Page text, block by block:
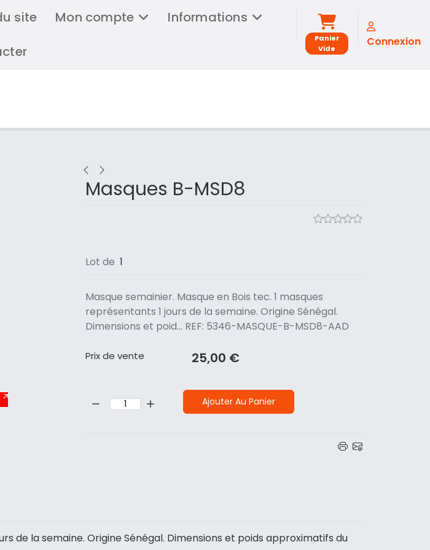
site Mon compte
Informations
Panier
Vide
Connexion
Masques B-MSD8
Lot de 1
Masque semainier. Masque en Bois tec. 1 masques
représentants 1 jours de la semaine. Origine Sénégal.
Dimensions et poid... REF: 5346-MASQUE-B-MSD8-AAD
Prix ​​de vente 25,00 €
Quantité: Ajouter Au Panier
de la semaine. Origine Sénégal. Dimensions et poids approximatifs du